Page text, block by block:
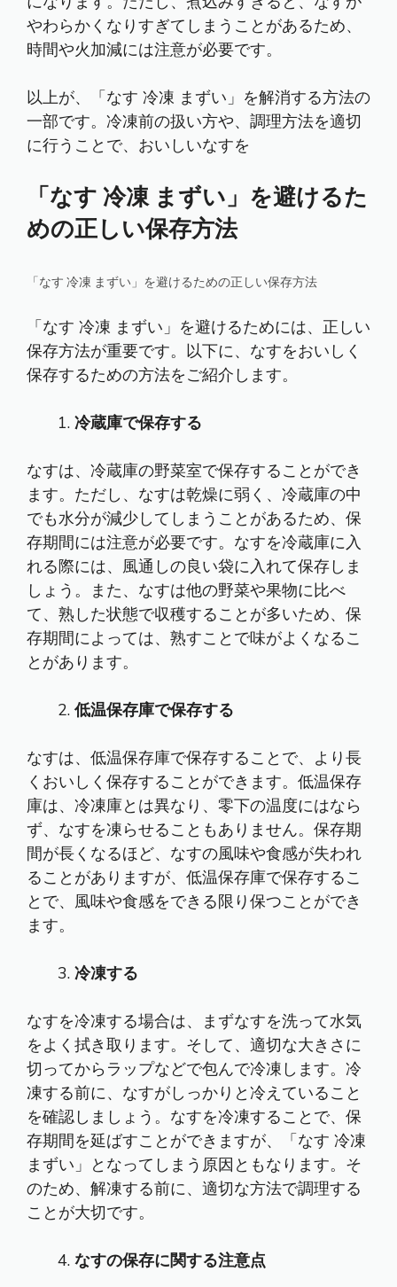
やわらかくなりすぎてしまうことがあるため、
時間や火加減には注意が必要です。
以上が、「なす 冷凍 まずい」を解消する方法の
一部です。冷凍前の扱い方や、調理方法を適切
に行うことで、おいしいなすを
「なす 冷凍 まずい」を避けるた
めの正しい保存方法
「なす 冷凍 まずい」を避けるための正しい保存方法
「なす 冷凍 まずい」を避けるためには、正しい
保存方法が重要です。以下に、なすをおいしく
保存するための方法をご紹介します。
冷蔵庫で保存する
なすは、冷蔵庫の野菜室で保存することができ
ます。ただし、なすは乾燥に弱く、冷蔵庫の中
でも水分が減少してしまうことがあるため、保
存期間には注意が必要です。なすを冷蔵庫に入
れる際には、風通しの良い袋に入れて保存しま
しょう。また、なすは他の野菜や果物に比べ
て、熟した状態で収穫することが多いため、保
存期間によっては、熟すことで味がよくなるこ
とがあります。
低温保存庫で保存する
なすは、低温保存庫で保存することで、より長
くおいしく保存することができます。低温保存
庫は、冷凍庫とは異なり、零下の温度にはなら
ず、なすを凍らせることもありません。保存期
間が長くなるほど、なすの風味や食感が失われ
ることがありますが、低温保存庫で保存するこ
とで、風味や食感をできる限り保つことができ
ます。
冷凍する
なすを冷凍する場合は、まずなすを洗って水気
をよく拭き取ります。そして、適切な大きさに
切ってからラップなどで包んで冷凍します。冷
凍する前に、なすがしっかりと冷えていること
を確認しましょう。なすを冷凍することで、保
存期間を延ばすことができますが、「なす 冷凍
まずい」となってしまう原因ともなります。そ
のため、解凍する前に、適切な方法で調理する
ことが大切です。
なすの保存に関する注意点